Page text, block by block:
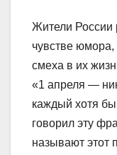
Жители России
чувстве юмора,
смеха в их
«1 апреля —
каждый хотя
говорил эту
называют этот